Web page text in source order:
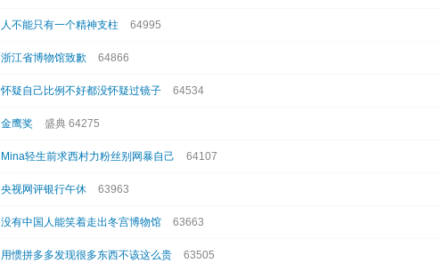
人不能只有一个精神支柱 64995
浙江省博物馆致歉 64866
怀疑自己比例不好都没怀疑过镜子 64534
金鹰奖 盛典 64275
Mina轻生前求西村力粉丝别网暴自己 64107
央视网评银行午休 63963
没有中国人能笑着走出冬宫博物馆 63663
用惯拼多多发现很多东西不该这么贵 63505